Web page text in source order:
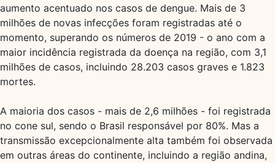
aumento acentuado nos casos de dengue. Mais de 3
milhões de novas infecções foram registradas até o
momento, superando os números de 2019 - o ano com a
maior incidência registrada da doença na região, com 3,1
milhões de casos, incluindo 28.203 casos graves e 1.823
mortes.
A maioria dos casos - mais de 2,6 milhões - foi registrada
no cone sul, sendo o Brasil responsável por 80%. Mas a
transmissão excepcionalmente alta também foi observada
em outras áreas do continente, incluindo a região andina,